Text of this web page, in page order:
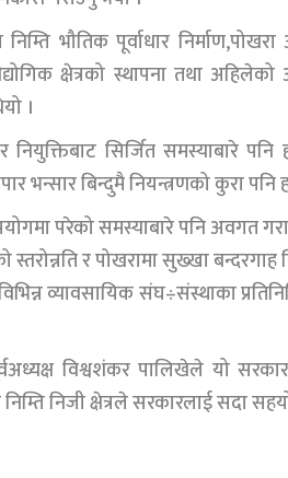
भौतिक पूर्वाधार निर्माण,पोखरा
क्षेत्रको स्थापना तथा
।
सिर्जित समस्याबारे पनि
बिन्दुमै नियन्त्रणको कुरा पनि
परेको समस्याबारे पनि अवगत
र पोखरामा सुख्खा बन्दरगाह
व्यावसायिक संघ÷संस्थाका
विश्वशंकर पालिखेले यो
निजी क्षेत्रले सरकारलाई सदा